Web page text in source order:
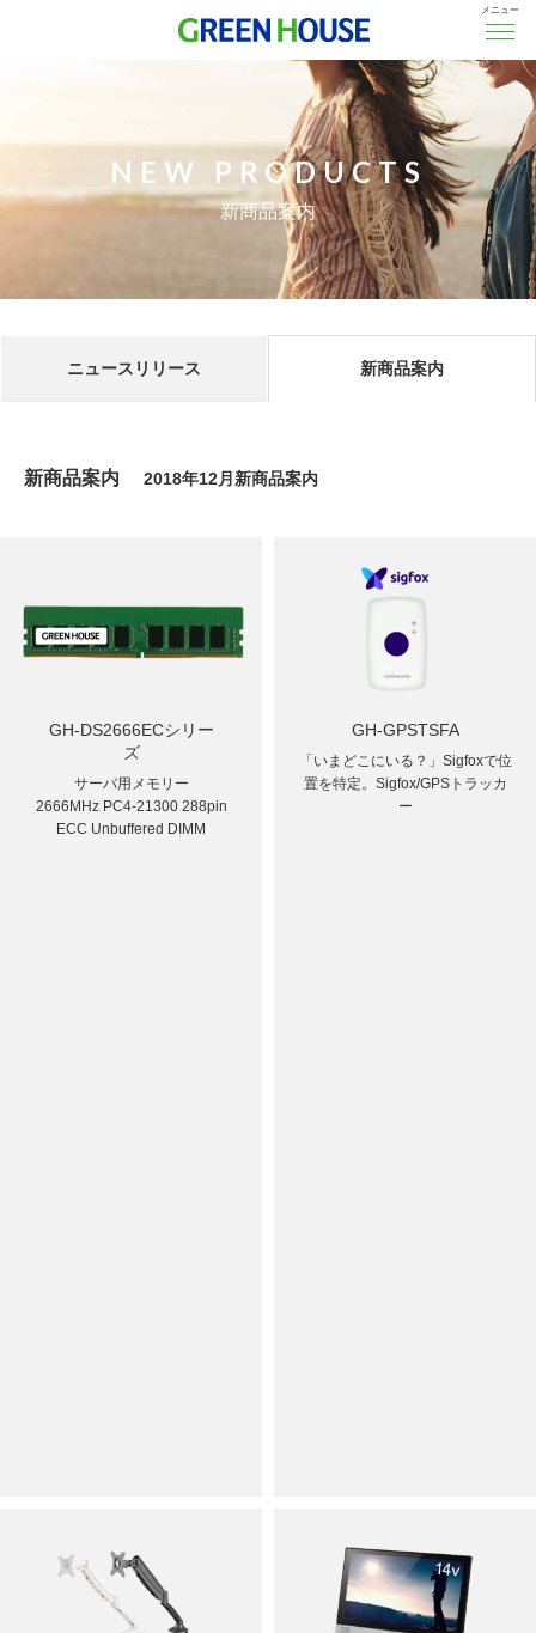
メニュー
NEW PRODUCTS
新商品案内
ニュースリリース 新商品案内
新商品案内 2018年12月新商品案内
GH-DS2666ECシリー
ズ
サーバ用メモリー
2666MHz PC4-21300 288pin
ECC Unbuffered DIMM
GH-GPSTSFA
「いまどこにいる？」Sigfoxで位
置を特定。 Sigfox/GPSトラッカ
ー